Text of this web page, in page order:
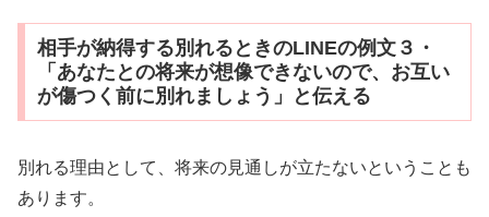
相手が納得する別れるときのLINEの例文３・
「あなたとの将来が想像できないので、お互い
が傷つく前に別れましょう」と伝える
別れる理由として、将来の見通しが立たないということも
あります。